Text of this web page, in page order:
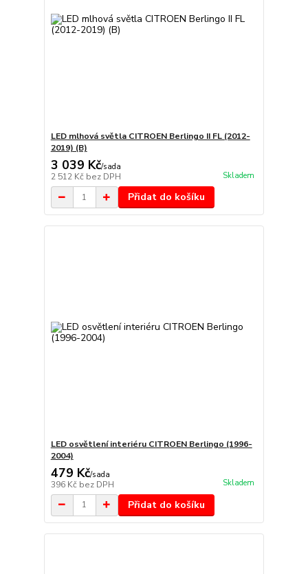
LED mlhová světla CITROEN Berlingo II FL (2012-
2019) (B)
3 039 Kč/sada
2 512 Kč bez DPH Skladem
Přidat do košíku
LED osvětlení interiéru CITROEN Berlingo (1996-
2004)
479 Kč/sada
396 Kč bez DPH Skladem
Přidat do košíku